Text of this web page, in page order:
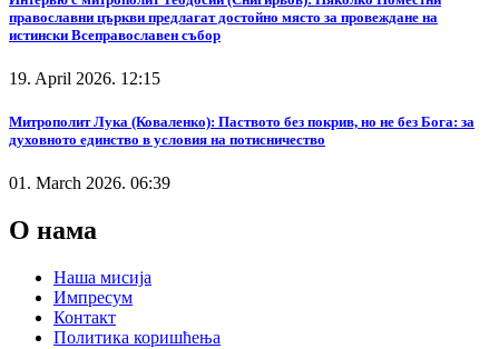
православни църкви предлагат достойно място за провеждане на
истински Всеправославен събор
19. April 2026. 12:15
Митрополит Лука (Коваленко): Паството без покрив, но не без Бога: за
духовното единство в условия на потисничество
01. March 2026. 06:39
О нама
Наша мисија
Импресум
Контакт
Политика коришћења